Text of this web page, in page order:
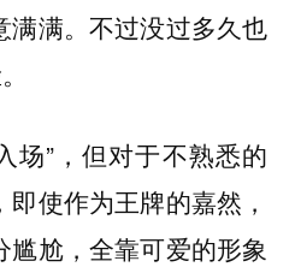
满满。不过没过多久也
场”，但对于不熟悉的
使作为王牌的嘉然，
尬，全靠可爱的形象